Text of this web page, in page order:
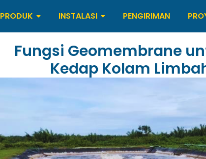
PRODUK INSTALASI PENGIRIMAN
Fungsi Geomembrane
Kedap Kolam